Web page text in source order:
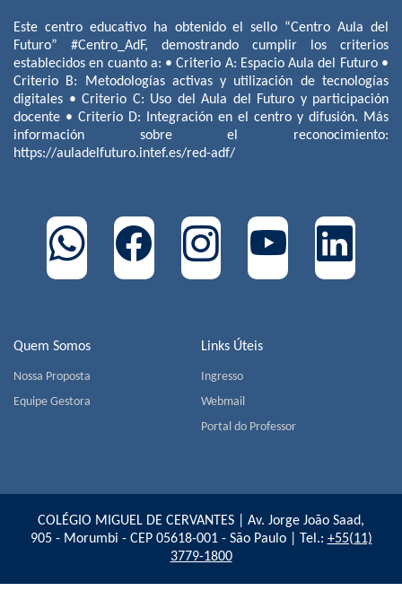
Quem Somos
Nossa Proposta
Equipe Gestora
Links Úteis
Ingresso
Webmail
Portal do Professor
Este centro educativo ha obtenido el sello “Centro Aula del
Futuro” #Centro_AdF, demostrando cumplir los criterios
establecidos en cuanto a: • Criterio A: Espacio Aula del Futuro •
Criterio B: Metodologías activas y utilización de tecnologías
digitales • Criterio C: Uso del Aula del Futuro y participación
docente • Criterio D: Integración en el centro y difusión. Más
información sobre el reconocimiento:
https://auladelfuturo.intef.es/red-adf/
COLÉGIO MIGUEL DE CERVANTES | Av. Jorge João Saad,
905 - Morumbi - CEP 05618-001 - São Paulo | Tel.: +55(11)
3779-1800